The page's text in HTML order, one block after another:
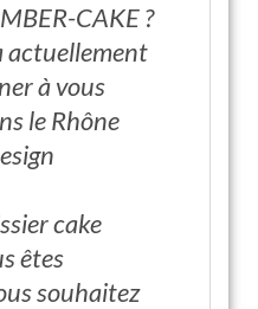
CAKE ?
actuellement
à vous
le Rhône
cake
êtes
souhaitez